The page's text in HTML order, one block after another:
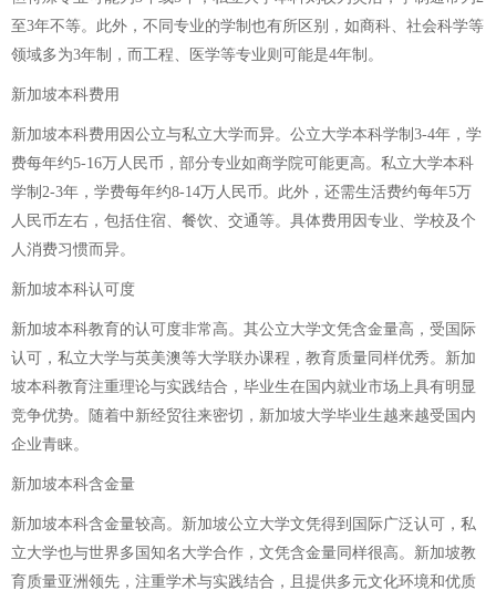
至3年不等。此外，不同专业的学制也有所区别，如商科、社会科学等
领域多为3年制，而工程、医学等专业则可能是4年制。
新加坡本科费用
新加坡本科费用因公立与私立大学而异。公立大学本科学制3-4年，学
费每年约5-16万人民币，部分专业如商学院可能更高。私立大学本科
学制2-3年，学费每年约8-14万人民币。此外，还需生活费约每年5万
人民币左右，包括住宿、餐饮、交通等。具体费用因专业、学校及个
人消费习惯而异。
新加坡本科认可度
新加坡本科教育的认可度非常高。其公立大学文凭含金量高，受国际
认可，私立大学与英美澳等大学联办课程，教育质量同样优秀。新加
坡本科教育注重理论与实践结合，毕业生在国内就业市场上具有明显
竞争优势。随着中新经贸往来密切，新加坡大学毕业生越来越受国内
企业青睐。
新加坡本科含金量
新加坡本科含金量较高。新加坡公立大学文凭得到国际广泛认可，私
立大学也与世界多国知名大学合作，文凭含金量同样很高。新加坡教
育质量亚洲领先，注重学术与实践结合，且提供多元文化环境和优质